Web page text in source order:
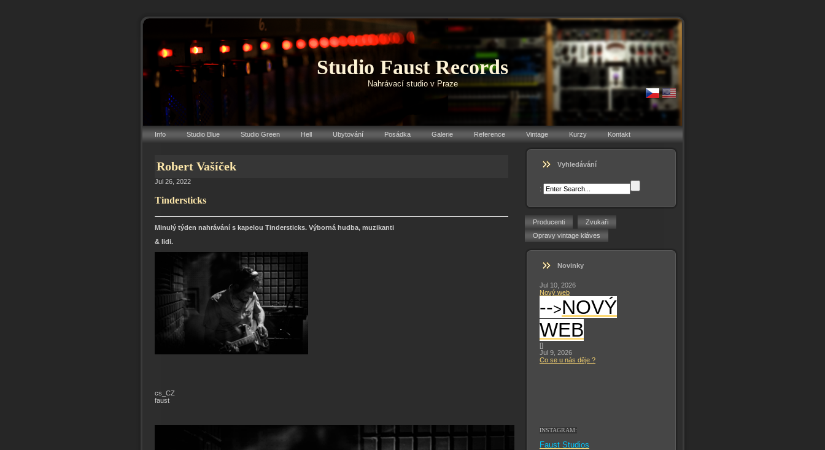
Studio Faust Records
Nahrávací studio v Praze
Info Studio Blue Studio Green Hell Ubytování Posádka Galerie Reference Vintage Kurzy Kontakt
Robert Vašíček
Jul 26, 2022
Tindersticks
Minulý týden nahrávání s kapelou Tindersticks. Výborná hudba, muzikanti
& lidi.
cs_CZ
faust
Vyhledávání
:
Producenti
Zvukaři
Opravy vintage kláves
Novinky
Jul 10, 2026
Nový web
-->NOVÝ
WEB
[]
Jul 9, 2026
Co se u nás děje ?
INSTAGRAM:
Faust Studios